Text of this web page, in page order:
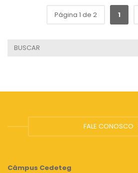
Página 1 de 2 1
FALE CONOSCO
Câmpus Cedeteg